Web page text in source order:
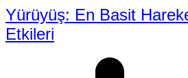
Yürüyüş: En Basit
Etkileri